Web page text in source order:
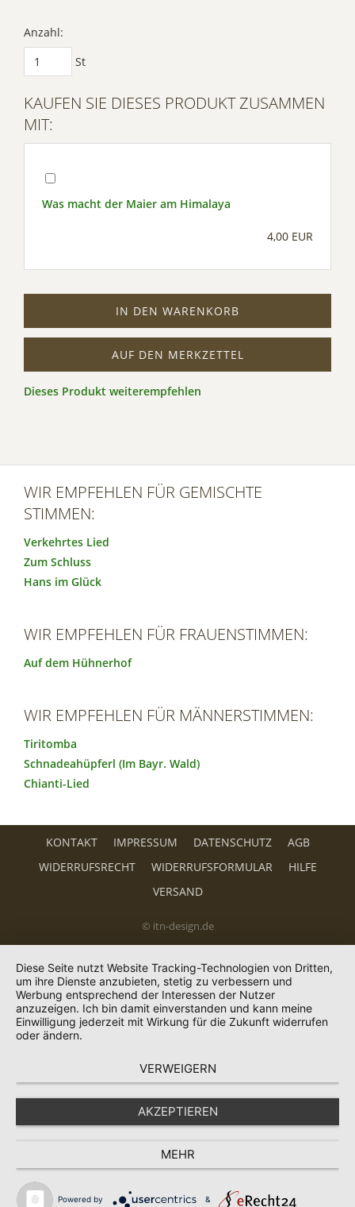
Anzahl:
St
KAUFEN SIE DIESES PRODUKT ZUSAMMEN
MIT:
Was macht der Maier am Himalaya
4,00 EUR
IN DEN WARENKORB
AUF DEN MERKZETTEL
Dieses Produkt weiterempfehlen
WIR EMPFEHLEN FÜR GEMISCHTE
STIMMEN:
Verkehrtes Lied
Zum Schluss
Hans im Glück
WIR EMPFEHLEN FÜR FRAUENSTIMMEN:
Auf dem Hühnerhof
WIR EMPFEHLEN FÜR MÄNNERSTIMMEN:
Tiritomba
Schnadeahüpferl (Im Bayr. Wald)
Chianti-Lied
KONTAKT IMPRESSUM DATENSCHUTZ
AGB
WIDERRUFSRECHT
WIDERRUFSFORMULAR
HILFE
VERSAND
© itn-design.de
Diese Seite nutzt Website Tracking-Technologien von Dritten,
um ihre Dienste anzubieten, stetig zu verbessern und
Werbung entsprechend der Interessen der Nutzer
anzuzeigen. Ich bin damit einverstanden und kann meine
Einwilligung jederzeit mit Wirkung für die Zukunft widerrufen
oder ändern.
VERWEIGERN
AKZEPTIEREN
MEHR
Powered by &